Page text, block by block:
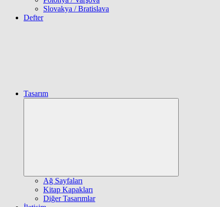
Slovakya / Bratislava
Defter
Tasarım
Ağ Sayfaları
Kitap Kapakları
Diğer Tasarımlar